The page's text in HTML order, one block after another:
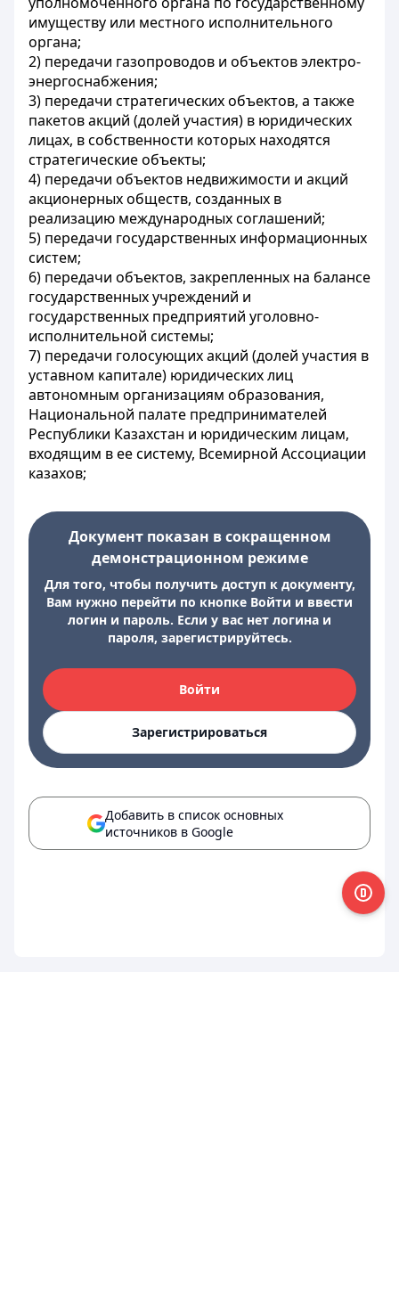
имуществу или местного исполнительного
органа;
2) передачи газопроводов и объектов электро-
энергоснабжения;
3) передачи стратегических объектов, а также
пакетов акций (долей участия) в юридических
лицах, в собственности которых находятся
стратегические объекты;
4) передачи объектов недвижимости и акций
акционерных обществ, созданных в
реализацию международных соглашений;
5) передачи государственных информационных
систем;
6) передачи объектов, закрепленных на балансе
государственных учреждений и
государственных предприятий уголовно-
исполнительной системы;
7) передачи голосующих акций (долей участия в
уставном капитале) юридических лиц
автономным организациям образования,
Национальной палате предпринимателей
Республики Казахстан и юридическим лицам,
входящим в ее систему, Всемирной Ассоциации
казахов;
Документ показан в сокращенном
демонстрационном режиме
Для того, чтобы получить доступ к документу,
Вам нужно перейти по кнопке Войти и ввести
логин и пароль. Если у вас нет логина и
пароля, зарегистрируйтесь.
Войти
Зарегистрироваться
Добавить в список основных
источников в Google